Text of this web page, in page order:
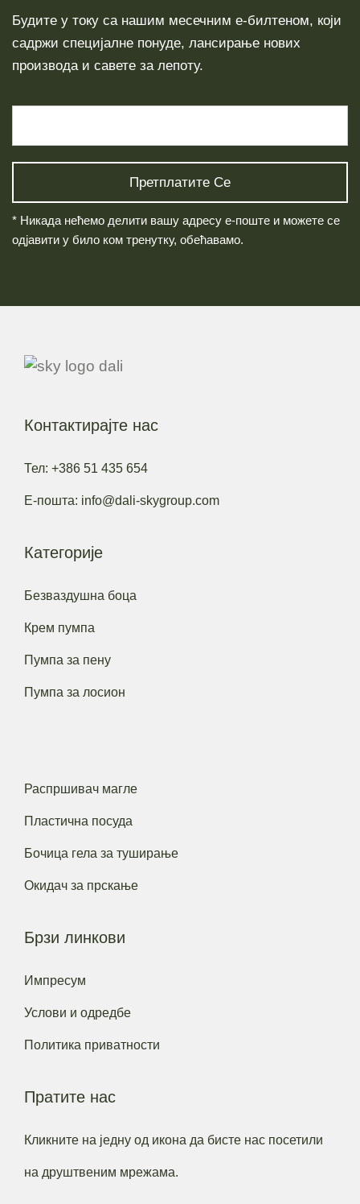
Будите у току са нашим месечним е-билтеном, који
садржи специјалне понуде, лансирање нових
производа и савете за лепоту.
* Никада нећемо делити вашу адресу е-поште и можете се
одјавити у било ком тренутку, обећавамо.
Контактирајте нас
Тел: +386 51 435 654
Е-пошта: info@dali-skygroup.com
Категорије
Безваздушна боца
Крем пумпа
Пумпа за пену
Пумпа за лосион
Распршивач магле
Пластична посуда
Бочица гела за туширање
Окидач за прскање
Брзи линкови
Импресум
Услови и одредбе
Политика приватности
Пратите нас
Кликните на једну од икона да бисте нас посетили
на друштвеним мрежама.